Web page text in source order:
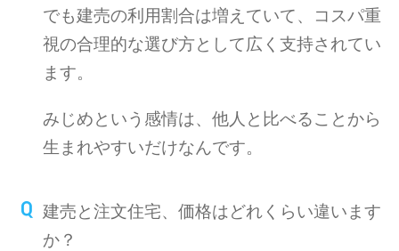
でも建売の利用割合は増えていて、コスパ重
視の合理的な選び方として広く支持されてい
ます。
みじめという感情は、他人と比べることから
生まれやすいだけなんです。
建売と注文住宅、価格はどれくらい違います
か？